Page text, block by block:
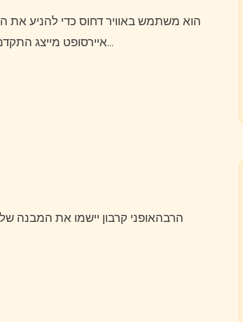
הוא משתמש באוויר דחוס כדי להניע את הפעולה, ובכך מפעיל פחות לחץ על תיבת ההילוכים.פיתוח חדש זה בטכנולוגיית
איירסופט מייצג התקדמות משמעותית בתעשיית האיירסופט והולך לחולל מהפכה באופן שבו מייצרים…